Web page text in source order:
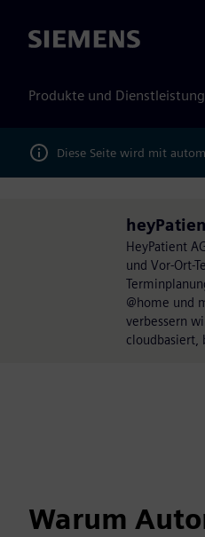
Siemens
Produkte und
Diese Seite wird mit
HeyPatient
und Vor-Ort-
@home und
verbessern
cloudbasiert,
Warum